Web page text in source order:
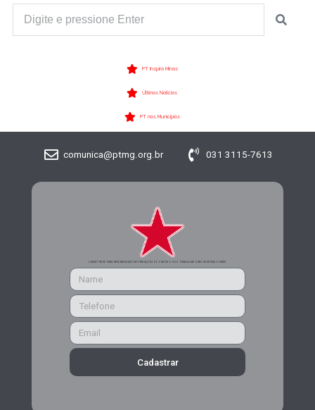
PT Inspira Minas
Últimas Notícias
PT nos Municípios
comunica@ptmg.org.br 031 3115-7613
CADASTRE-SE PARA RECEBER MAIS INFORMAÇÕES DO PARTIDO DOS TRABALHADORES DE MINAS GERAIS
Cadastrar